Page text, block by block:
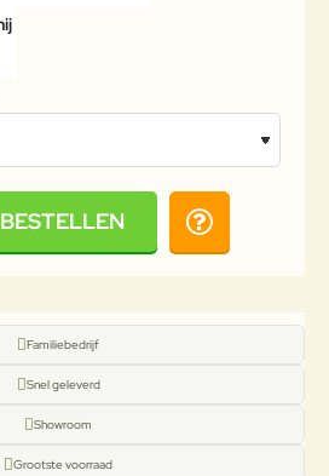
BESTELLEN
Familiebedrijf
Snel geleverd
Showroom
Grootste voorraad